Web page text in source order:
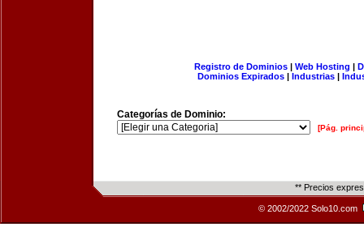
Registro de Dominios| Web Hosting |
Dominios Expirados | Industrias |
Categorías de Dominio:
[Pág.
** Precios
© 2002/2022 Solo10.com